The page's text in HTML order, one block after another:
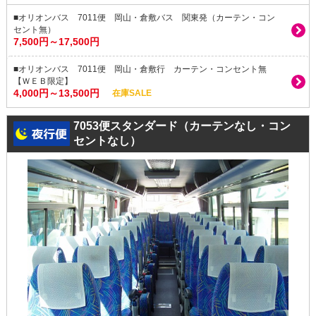
■オリオンバス 7011便 岡山・倉敷バス 関東発（カーテン・コン
セント無）
7,500円～17,500円
■オリオンバス 7011便 岡山・倉敷行 カーテン・コンセント無
【ＷＥＢ限定】
4,000円～13,500円 在庫SALE
7053便スタンダード（カーテンなし・コン
セントなし）